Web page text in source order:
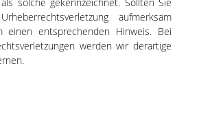
solche gekennzeichnet. Sollten Sie
aufmerksam
entsprechenden Hinweis. Bei
werden wir derartige